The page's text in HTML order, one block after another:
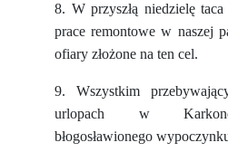
8. W przyszłą niedzielę
prace remontowe w naszej
ofiary złożone na ten cel.
9. Wszystkim
urlopach w
błogosławionego